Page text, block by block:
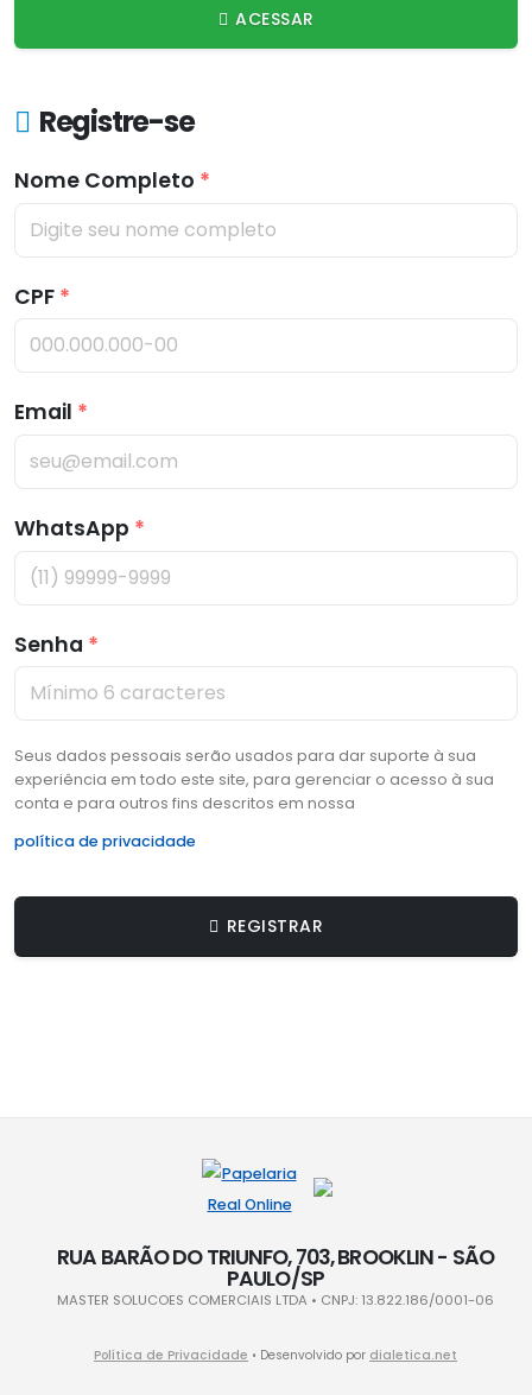
ACESSAR
Registre-se
Nome Completo *
CPF *
Email *
WhatsApp *
Senha *
Seus dados pessoais serão usados para dar suporte à sua
experiência em todo este site, para gerenciar o acesso à sua
conta e para outros fins descritos em nossa
política de privacidade
REGISTRAR
RUA BARÃO DO TRIUNFO, 703, BROOKLIN - SÃO
PAULO/SP
MASTER SOLUCOES COMERCIAIS LTDA • CNPJ: 13.822.186/0001-06
Política de Privacidade • Desenvolvido por dialetica.net